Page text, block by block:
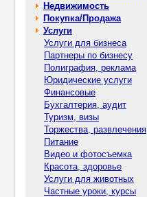
Недвижимость
Покупка/Продажа
Услуги
Услуги для бизнеса
Партнеры по бизнесу
Полиграфия, реклама
Юридические услуги
Финансовые
Бухгалтерия, аудит
Туризм, визы
Торжества, развлечения
Питание
Видео и фотосъемка
Красота, здоровье
Услуги для животных
Частные уроки, курсы